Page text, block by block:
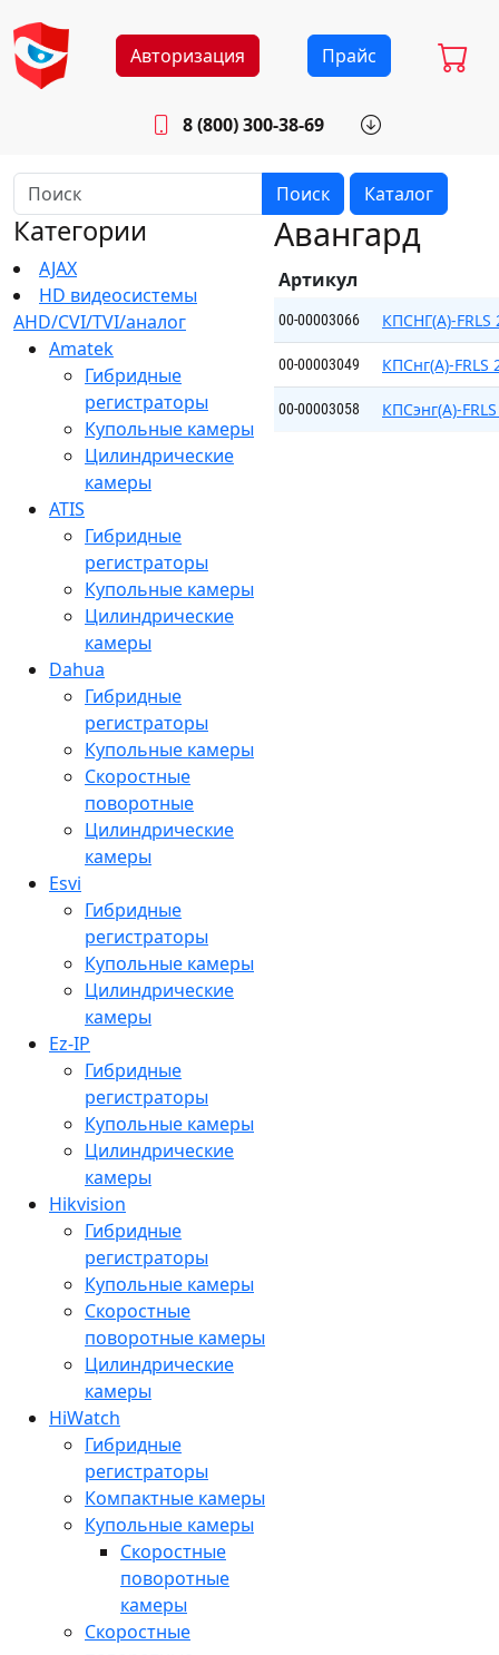
Авторизация Прайс
8 (800) 300-38-69
Будни: 8.30 - 17.00
Поиск Каталог
Категории
AJAX
HD видеосистемы
AHD/CVI/TVI/аналог
Amatek
Гибридные
регистраторы
Купольные камеры
Цилиндрические
камеры
ATIS
Гибридные
регистраторы
Купольные камеры
Цилиндрические
камеры
Dahua
Гибридные
регистраторы
Купольные камеры
Скоростные
поворотные
Цилиндрические
камеры
Esvi
Гибридные
регистраторы
Купольные камеры
Цилиндрические
камеры
Ez-IP
Гибридные
регистраторы
Купольные камеры
Цилиндрические
камеры
Hikvision
Гибридные
регистраторы
Купольные камеры
Скоростные
поворотные камеры
Цилиндрические
камеры
HiWatch
Гибридные
регистраторы
Компактные камеры
Купольные камеры
Скоростные
поворотные
камеры
Скоростные
Авангард
Артикул
00-00003066 КПСНГ(А)-FRLS
00-00003049 КПСнг(А)-FRLS
00-00003058 КПСэнг(А)-